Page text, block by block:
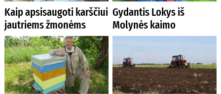
Kaip apsisaugoti karščiui
jautriems žmonėms
Gydantis Lokys iš
Molynės kaimo